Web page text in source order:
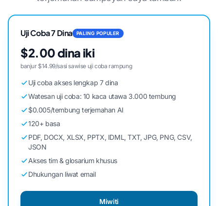
Uji Coba 7 Dina PALING POPULER
$2.00 dina iki
banjur $14.99/sasi sawise uji coba rampung
Uji coba akses lengkap 7 dina
Watesan uji coba: 10 kaca utawa 3.000 tembung
$0.005/tembung terjemahan AI
120+ basa
PDF, DOCX, XLSX, PPTX, IDML, TXT, JPG, PNG, CSV,
JSON
Akses tim & glosarium khusus
Dhukungan liwat email
Miwiti